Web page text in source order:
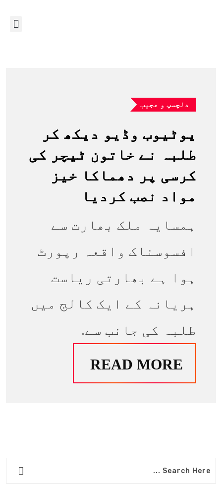
دلچسپ و عجیب
یوٹیوب وڈیو دیکھ کر
طلبہ نے خاتون ٹیچر کی
کرسی پر دھماکا خیز
مواد نصب کردیا
ہمسایہ ملک بھارت سے
افسوسناک واقعہ رپورٹ
ہوا ہے بھارتی ریاست
ہریانہ کے ایک کالج میں
طلبہ کی جانب سے.
READ MORE